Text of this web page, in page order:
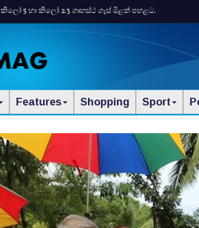
කිලෝ 5 හා කිලෝ 2.3 ගෘහස්ථ ගෑස් මිළත් පහළට.
Features Shopping Sport